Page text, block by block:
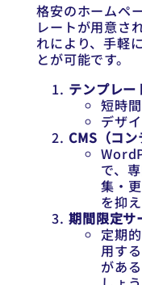
格安のホームペ
レートが用意さ
れにより、手軽
とが可能です。
テンプレー
短時
デザ
CMS（コ
で、
集・
を抑
期間限定サ
定期
用す
があ